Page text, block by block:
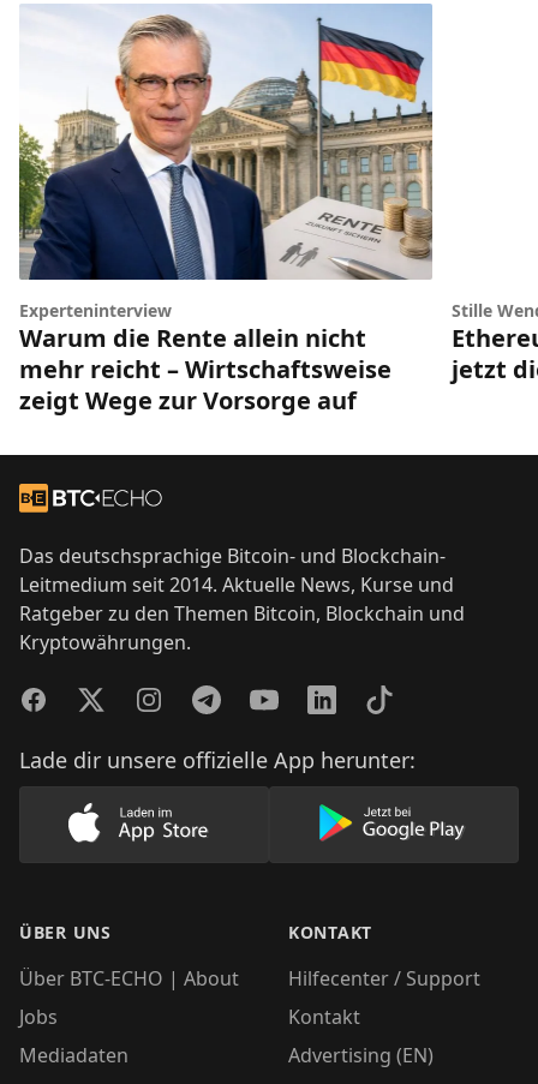
Experteninterview
Warum die Rente allein nicht
mehr reicht – Wirtschaftsweise
zeigt Wege zur Vorsorge auf
Stille
jetzt
Zur Startseite
Das deutschsprachige Bitcoin- und Blockchain-
Leitmedium seit 2014. Aktuelle News, Kurse und
Ratgeber zu den Themen Bitcoin, Blockchain und
Kryptowährungen.
FacebookTwitterInstagramTelegramYouTubeLinkedInTikTok
Lade dir unsere offizielle App herunter:
Lade unsere App im AppStore herunter
Lade unsere
ÜBER UNS
Über BTC-ECHO | About
Jobs
Mediadaten
KONTAKT
Hilfecenter / Support
Kontakt
Advertising (EN)